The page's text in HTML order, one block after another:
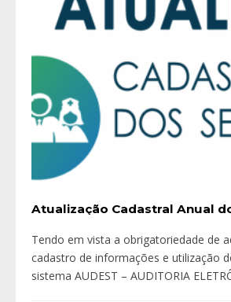
Atualização Cadastral Anual
Tendo em vista a obrigatoriedade de
cadastro de informações e utilização
sistema AUDEST – AUDITORIA